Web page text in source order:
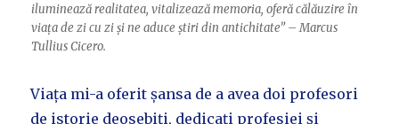
iluminează realitatea, vitalizează memoria, oferă călăuzire în
viața de zi cu zi și ne aduce știri din antichitate” – Marcus
Tullius Cicero.
Viața mi-a oferit șansa de a avea doi profesori
de istorie deosebiți, dedicați profesiei și